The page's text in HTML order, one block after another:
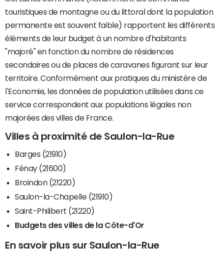
touristiques de montagne ou du littoral dont la population
permanente est souvent faible) rapportent les différents
éléments de leur budget à un nombre d'habitants
"majoré" en fonction du nombre de résidences
secondaires ou de places de caravanes figurant sur leur
territoire. Conformément aux pratiques du ministère de
l'Economie, les données de population utilisées dans ce
service correspondent aux populations légales non
majorées des villes de France.
Villes à proximité de Saulon-la-Rue
Barges (21910)
Fénay (21600)
Broindon (21220)
Saulon-la-Chapelle (21910)
Saint-Philibert (21220)
Budgets des villes de la Côte-d'Or
En savoir plus sur Saulon-la-Rue